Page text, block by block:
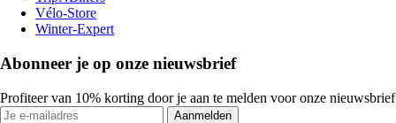
Vélo-Store
Winter-Expert
Abonneer je op onze nieuwsbrief
Profiteer van 10% korting door je aan te melden voor onze nieuwsbrief
Aanmelden